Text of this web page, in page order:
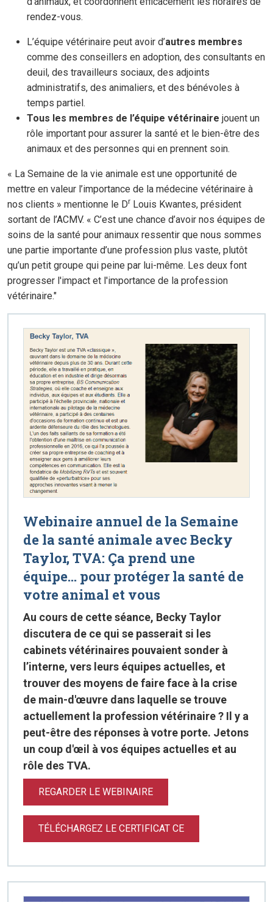
rendez-vous.
L’équipe vétérinaire peut avoir d’autres membres
comme des conseillers en adoption, des consultants en
deuil, des travailleurs sociaux, des adjoints
administratifs, des animaliers, et des bénévoles à
temps partiel.
Tous les membres de l’équipe vétérinaire jouent un
rôle important pour assurer la santé et le bien-être des
animaux et des personnes qui en prennent soin.
« La Semaine de la vie animale est une opportunité de
mettre en valeur l’importance de la médecine vétérinaire à
nos clients » mentionne le Dr Louis Kwantes, président
sortant de l’ACMV. « C’est une chance d’avoir nos équipes de
soins de la santé pour animaux ressentir que nous sommes
une partie importante d’une profession plus vaste, plutôt
qu’un petit groupe qui peine par lui-même. Les deux font
progresser l'impact et l'importance de la profession
vétérinaire."
Webinaire annuel de la Semaine
de la santé animale avec Becky
Taylor, TVA: Ça prend une
équipe… pour protéger la santé de
votre animal et vous
Au cours de cette séance, Becky Taylor
discutera de ce qui se passerait si les
cabinets vétérinaires pouvaient sonder à
l’interne, vers leurs équipes actuelles, et
trouver des moyens de faire face à la crise
de main-d'œuvre dans laquelle se trouve
actuellement la profession vétérinaire ? Il y a
peut-être des réponses à votre porte. Jetons
un coup d'œil à vos équipes actuelles et au
rôle des TVA.
REGARDER LE WEBINAIRE
TÉLÉCHARGEZ LE CERTIFICAT CE